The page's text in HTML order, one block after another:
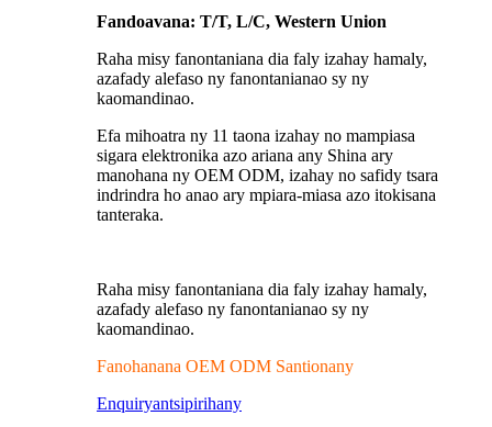
Fandoavana: T/T, L/C, Western Union
Raha misy fanontaniana dia faly izahay hamaly,
azafady alefaso ny fanontanianao sy ny
kaomandinao.
Efa mihoatra ny 11 taona izahay no mampiasa
sigara elektronika azo ariana any Shina ary
manohana ny OEM ODM, izahay no safidy tsara
indrindra ho anao ary mpiara-miasa azo itokisana
tanteraka.
Raha misy fanontaniana dia faly izahay hamaly,
azafady alefaso ny fanontanianao sy ny
kaomandinao.
Fanohanana OEM ODM Santionany
Enquiryantsipirihany